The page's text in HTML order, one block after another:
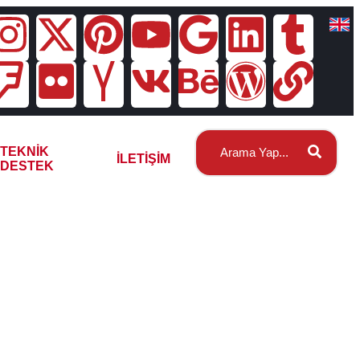
TEKNIK
DESTEK
İLETIŞIM